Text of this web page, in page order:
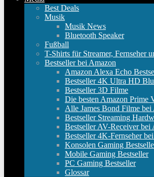
Best Deals
Musik
Musik News
Bluetooth Speaker
Fußball
T-Shirts für Streamer, Fernseher
Bestseller bei Amazon
Amazon Alexa Echo
Bestseller 4K Ultra HD
Bestseller 3D Filme
Die besten Amazon Prime
Alle James Bond Filme
Bestseller Streaming
Bestseller AV-Receiver bei
Bestseller 4K-Fernseher
Konsolen Gaming
Mobile Gaming Bestseller
PC Gaming Bestseller
Glossar